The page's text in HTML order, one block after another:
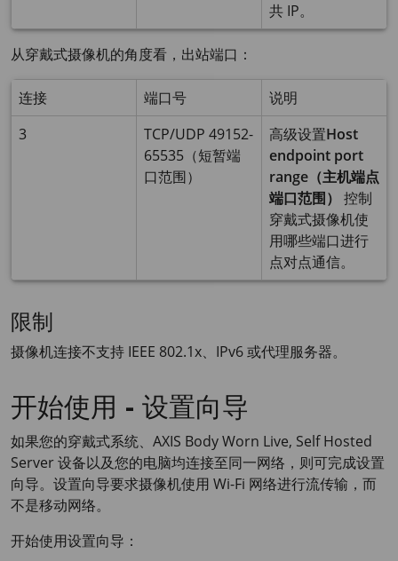
共 IP。
从穿戴式摄像机的角度看，出站端口：
连接 端口号
说明
3
TCP/UDP 49152-
65535（短暂端
口范围）
高级设置Host
endpoint port
range（主机端点
端口范围） 控制
穿戴式摄像机使
用哪些端口进行
点对点通信。
限制
摄像机连接不支持 IEEE 802.1x、IPv6 或代理服务器。
开始使用 - 设置向导
如果您的穿戴式系统、 AXIS BodyWorn Live, Self Hosted
Server 设备以及您的电脑均连接至同一网络，则可完成设置
向导。设置向导要求摄像机使用 Wi-Fi 网络进行流传输，而
不是移动网络。
开始使用设置向导：